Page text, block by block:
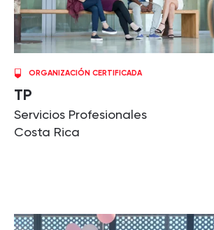
ORGANIZACIÓN CERTIFICADA
TP
Servicios Profesionales
Costa Rica